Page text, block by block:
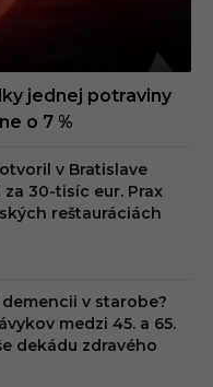
jednej potraviny
o 7 %
v Bratislave
30-tisíc eur. Prax
reštauráciách
v starobe?
medzi 45. a 65.
dekádu zdravého